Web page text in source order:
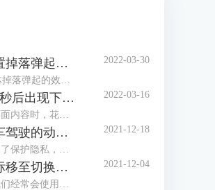
怎么在Hype中设置掉落弹起的动画效果
如果使用Hype制作球体掉落弹起的效果，是不是只能通过绘制运动路径的方法？其实，我们有更加便捷的方法，就是在关键帧过渡方式中选择弹起的方式，让元素在开始帧与结束帧之间呈现弹跳的动画。
2022-03-30
如何在Hype制作3秒后出现下一步的页面（场景设置）
为了让浏览者在阅读页面内容时，花费足够的时间阅读，减少因阅读过快造成信息遗漏，一些页面会设置倒计时按钮。浏览者需要在倒计时完成后，才能看到“下一步”、“下一页”等切换页面的按钮。
2022-03-16
利用Hype制作汽车驾驶的动态路线图
在一些电视节目里，为了保护隐私，经常会使用动画来展现当前地点与目的地的行走路径，比如图1所示的简单汽车驾驶路径。
2021-12-18
利用Hype制作鼠标移至切换图片的效果（场景设置）
在一些图库网站里，我们经常会使用到滑动切换图片的功能。该功能可帮助我们快速地浏览图库中的图片，避免进行繁琐的打开、关闭图片的操作。
2021-12-04